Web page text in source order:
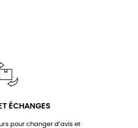
ÉCHANGES
pour changer d’avis et